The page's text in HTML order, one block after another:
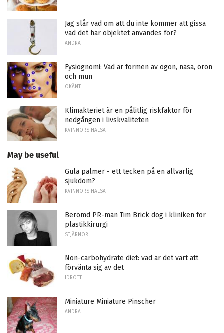
Jag slår vad om att du inte kommer att gissa
vad det här objektet användes för?
ANDRA
Fysiognomi: Vad är formen av ögon, näsa, öron
och mun
OKÄNT
Klimakteriet är en pålitlig riskfaktor för
nedgången i livskvaliteten
KVINNORS HÄLSA
May be useful
Gula palmer - ett tecken på en allvarlig
sjukdom?
KVINNORS HÄLSA
Berömd PR-man Tim Brick dog i kliniken för
plastikkirurgi
STJÄRNOR
Non-carbohydrate diet: vad är det värt att
förvänta sig av det
IDROTT
Miniature Miniature Pinscher
ANDRA